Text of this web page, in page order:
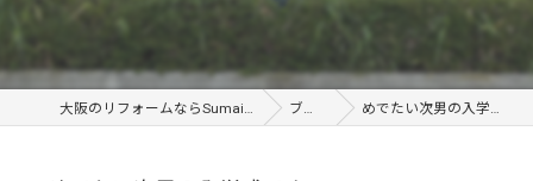
大阪のリフォームならSumai's Plus ブログ めでたい次男の入学式です